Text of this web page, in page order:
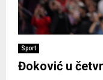
Sport
Đoković u